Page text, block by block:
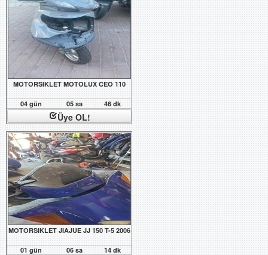
MOTORSIKLET MOTOLUX CEO 110
04 gün 05 sa 46 dk
Üye OL!
MOTORSIKLET JIAJUE JJ 150 T-5 2006
01 gün 06 sa 14 dk